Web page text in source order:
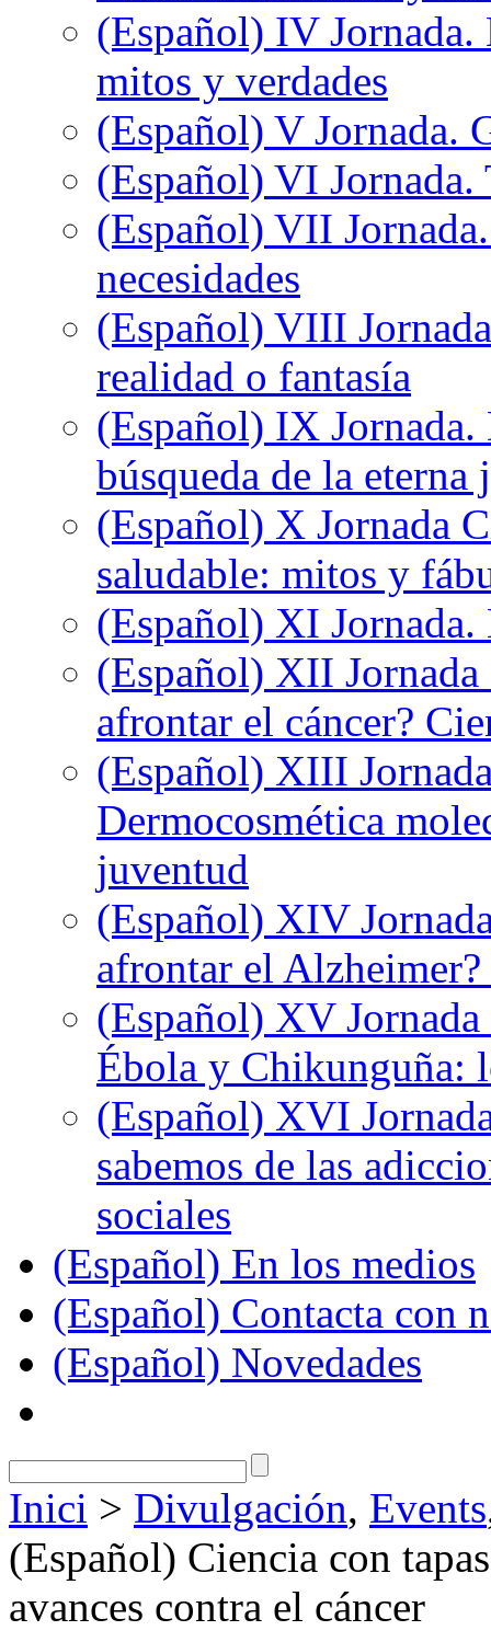
(Español) IV
mitos y verdades
(Español) V Jornada.
(Español) VI Jornada.
(Español) VII
necesidades
(Español) VIII
realidad o fantasía
(Español) IX
búsqueda de la eterna
(Español) X Jornada
saludable: mitos y
(Español) XI Jornada.
(Español) XII Jornada
afrontar el cáncer?
(Español) XIII
Dermocosmética
juventud
(Español) XIV
afrontar el
(Español) XV
Ébola y Chikunguña:
(Español) XVI
sabemos de las
sociales
(Español) En los medios
(Español) Contacta con
(Español) Novedades
Inici > Divulgación, Events
(Español) Ciencia con
avances contra el cáncer